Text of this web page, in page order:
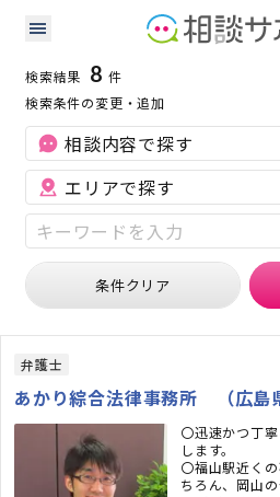
広島県の交通事故に強い専門
交通事故
検索結果 8 件
検索条件の変更・追加
相談内容で探す
エリアで探す
条件クリア
弁護士
あかり綜合法律事務所 （広島
〇迅速かつ丁
します。
〇福山駅近く
ちろん、岡山